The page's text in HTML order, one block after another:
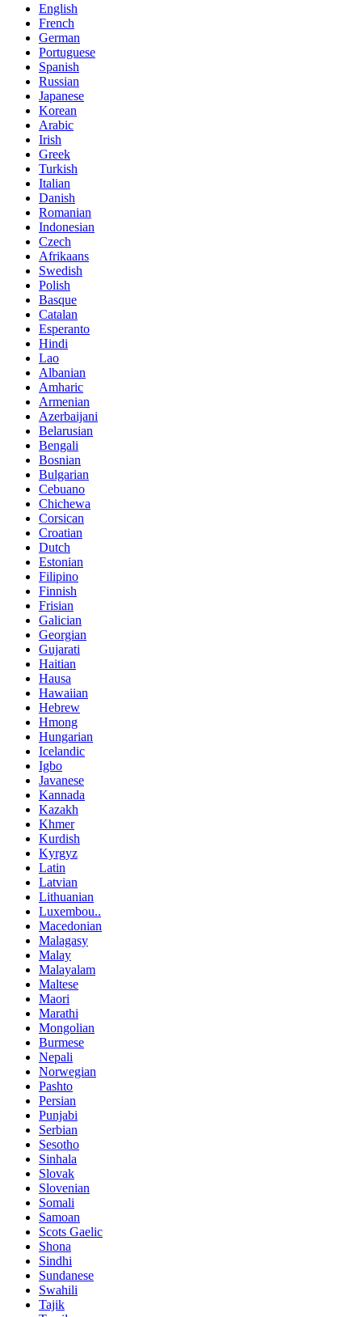
English
French
German
Portuguese
Spanish
Russian
Japanese
Korean
Arabic
Irish
Greek
Turkish
Italian
Danish
Romanian
Indonesian
Czech
Afrikaans
Swedish
Polish
Basque
Catalan
Esperanto
Hindi
Lao
Albanian
Amharic
Armenian
Azerbaijani
Belarusian
Bengali
Bosnian
Bulgarian
Cebuano
Chichewa
Corsican
Croatian
Dutch
Estonian
Filipino
Finnish
Frisian
Galician
Georgian
Gujarati
Haitian
Hausa
Hawaiian
Hebrew
Hmong
Hungarian
Icelandic
Igbo
Javanese
Kannada
Kazakh
Khmer
Kurdish
Kyrgyz
Latin
Latvian
Lithuanian
Luxembou..
Macedonian
Malagasy
Malay
Malayalam
Maltese
Maori
Marathi
Mongolian
Burmese
Nepali
Norwegian
Pashto
Persian
Punjabi
Serbian
Sesotho
Sinhala
Slovak
Slovenian
Somali
Samoan
Scots Gaelic
Shona
Sindhi
Sundanese
Swahili
Tajik